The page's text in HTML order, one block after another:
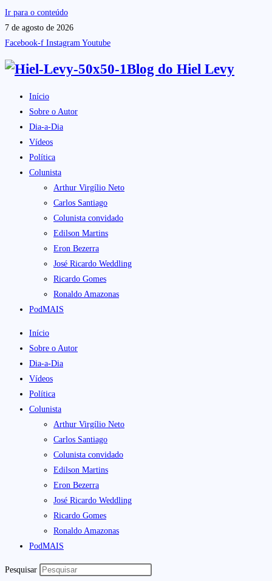
Ir para o conteúdo
7 de agosto de 2026
Facebook-f Instagram Youtube
Blog do Hiel Levy
Início
Sobre o Autor
Dia-a-Dia
Vídeos
Política
Colunista
Arthur Virgílio Neto
Carlos Santiago
Colunista convidado
Edilson Martins
Eron Bezerra
José Ricardo Weddling
Ricardo Gomes
Ronaldo Amazonas
PodMAIS
Início
Sobre o Autor
Dia-a-Dia
Vídeos
Política
Colunista
Arthur Virgílio Neto
Carlos Santiago
Colunista convidado
Edilson Martins
Eron Bezerra
José Ricardo Weddling
Ricardo Gomes
Ronaldo Amazonas
PodMAIS
Pesquisar